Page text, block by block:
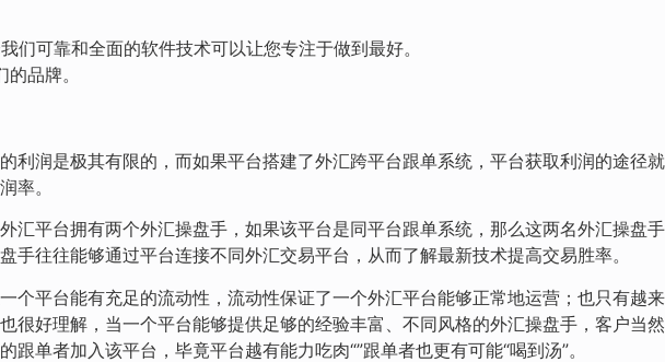
们可靠和全面的软件技术可以让您专注于做到最好。
品牌。
润是极其有限的，而如果平台搭建了外汇跨平台跟单系统，平台获取利润的途径就
率。
平台拥有两个外汇操盘手，如果该平台是同平台跟单系统，那么这两名外汇操盘手
往往能够通过平台连接不同外汇交易平台，从而了解最新技术提高交易胜率。
平台能有充足的流动性，流动性保证了一个外汇平台能够正常地运营；也只有越来
好理解，当一个平台能够提供足够的经验丰富、不同风格的外汇操盘手，客户当然
单者加入该平台，毕竟平台越有能力吃肉“”跟单者也更有可能“喝到汤”。